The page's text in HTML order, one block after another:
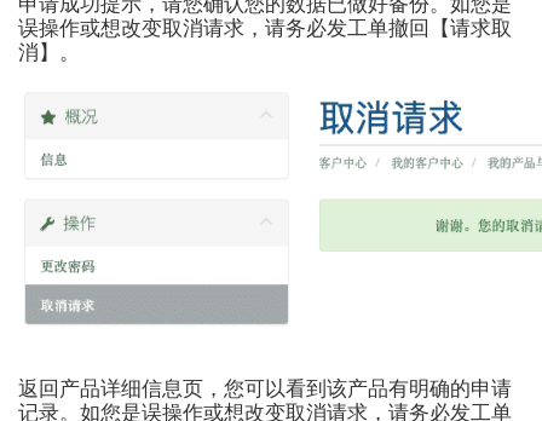
误操作或想改变取消请求，请务必发工单撤回【请求取
消】。
返回产品详细信息页，您可以看到该产品有明确的申请
记录。如您是误操作或想改变取消请求，请务必发工单